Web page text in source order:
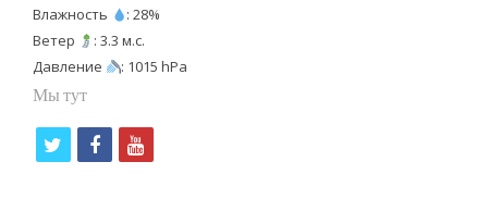
Влажность
: 28%
Ветер
: 3.3 м.с.
Давление
: 1015 hPa
Мы тут
f
y